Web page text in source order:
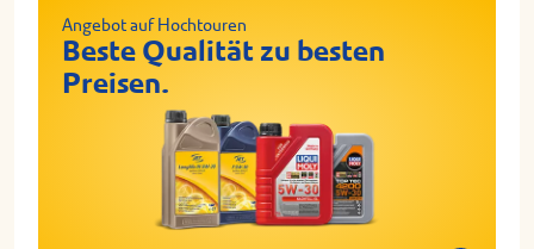
Angebot auf Hochtouren
Beste Qualität zu besten
Preisen.